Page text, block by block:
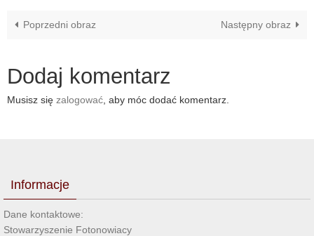
Poprzedni obraz Następny obraz
Dodaj komentarz
Musisz się zalogować , aby móc dodać komentarz.
Informacje
Dane kontaktowe:
Stowarzyszenie Fotonowiacy